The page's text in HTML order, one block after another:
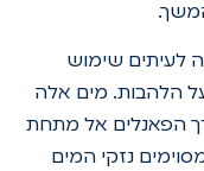
לעיתים שימוש
הלהבות. מים אלה
הפאנלים אל מתחת
נזקי המים